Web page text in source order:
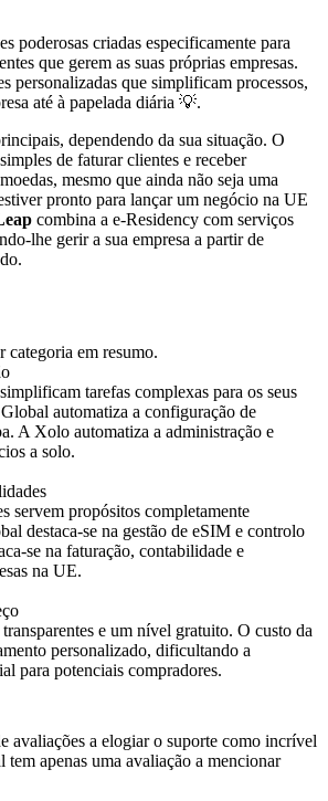
poderosas criadas especificamente para
que gerem as suas próprias empresas.
personalizadas que simplificam processos,
até à papelada diária 💡.
dependendo da sua situação. O
de faturar clientes e receber
mesmo que ainda não seja uma
pronto para lançar um negócio na UE
combina a e-Residency com serviços
lhe gerir a sua empresa a partir de
categoria em resumo.
tarefas complexas para os seus
automatiza a configuração de
A Xolo automatiza a administração e
a solo.
servem propósitos completamente
destaca-se na gestão de eSIM e controlo
se na faturação, contabilidade e
na UE.
e um nível gratuito. O custo da
personalizado, dificultando a
para potenciais compradores.
avaliações a elogiar o suporte como incrível
apenas uma avaliação a mencionar